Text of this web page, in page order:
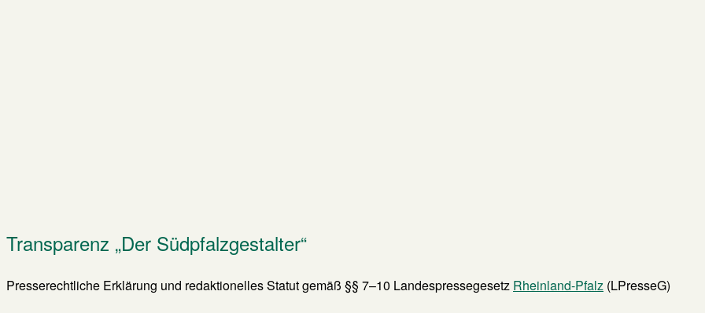
Transparenz „Der Südpfalzgestalter“
Presserechtliche Erklärung und redaktionelles Statut gemäß §§ 7–10 Landespressegesetz Rheinland-Pfalz (LPresseG)